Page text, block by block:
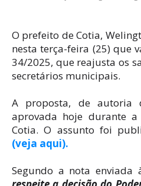
O prefeito de Cotia,
nesta terça-feira (25) que
34/2025, que reajusta os
secretários municipais.
A proposta, de autoria
aprovada hoje durante
Cotia. O assunto foi
(veja aqui).
Segundo a nota enviada